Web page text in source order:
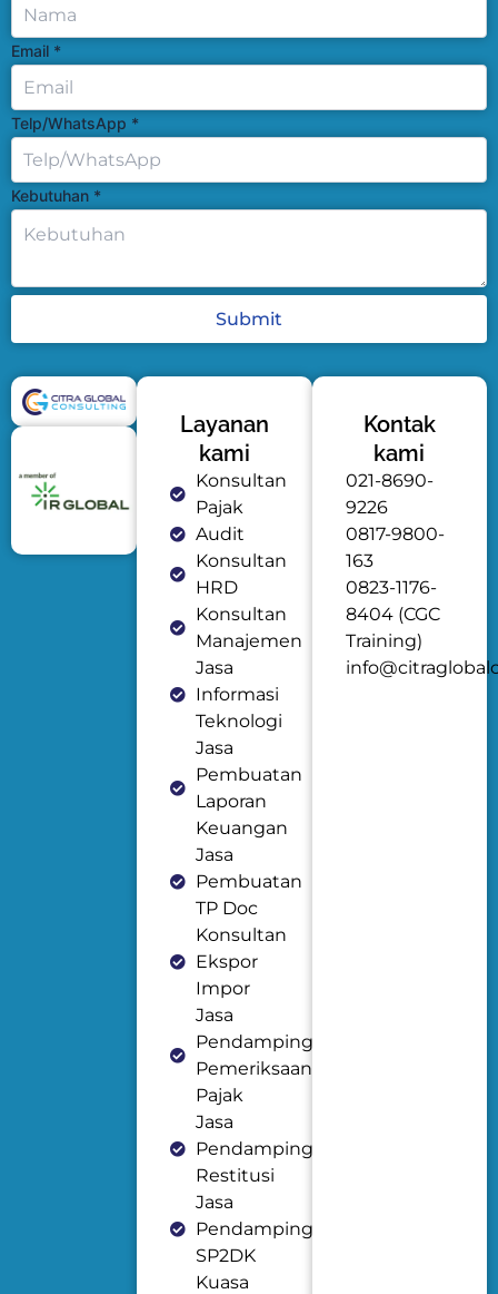
Email *
Telp/WhatsApp *
Kebutuhan *
Submit
Layanan
kami
Konsultan
Pajak
Audit
Konsultan
HRD
Konsultan
Manajemen
Jasa
Informasi
Teknologi
Jasa
Pembuatan
Laporan
Keuangan
Jasa
Pembuatan
TP Doc
Konsultan
Ekspor
Impor
Jasa
Pendampingan
Pemeriksaan
Pajak
Jasa
Pendampingan
Restitusi
Jasa
Pendampingan
SP2DK
Kuasa
Kontak
kami
021-8690-
9226
0817-9800-
163
0823-1176-
8404 (CGC
Training)